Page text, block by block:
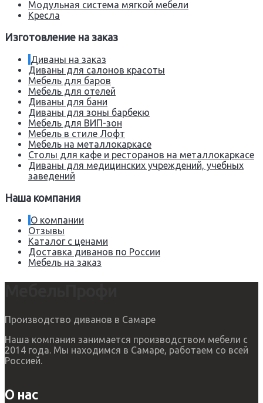
Модульная система мягкой мебели
Кресла
Изготовление на заказ
Диваны на заказ
Диваны для салонов красоты
Мебель для баров
Мебель для отелей
Диваны для бани
Диваны для зоны барбекю
Мебель для ВИП-зон
Мебель в стиле Лофт
Мебель на металлокаркасе
Столы для кафе и ресторанов на металлокаркасе
Диваны для медицинских учреждений, учебных
заведений
Наша компания
О компании
Отзывы
Каталог с ценами
Доставка диванов по России
Мебель на заказ
Производство диванов в Самаре
Наша компания занимается производством мебели с
2014 года. Мы находимся в Самаре, работаем со всей
Россией.
О нас